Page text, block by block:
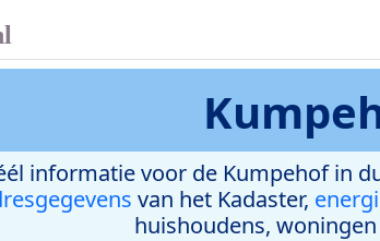
informatie voor de Kumpehof in
van het Kadaster,
huishoudens,